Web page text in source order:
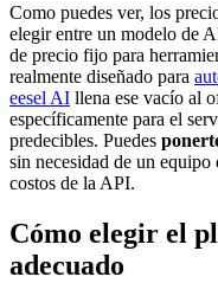
Como puedes ver, los
elegir entre un modelo de
de precio fijo para
realmente diseñado para
eesel AI llena ese vacío al
específicamente para el
predecibles. Puedes
sin necesidad de un equipo
costos de la API.
Cómo elegir el
adecuado